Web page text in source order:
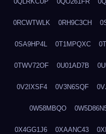
0RCWTWLK 0RH9C3CH
0SA9HP4L 0T1MPQXC
0TWV72OF 0U01AD7B
0V2IXSF4 0V3N6SQF
0W58MBQO
0X4GG1J6 0XAANC43